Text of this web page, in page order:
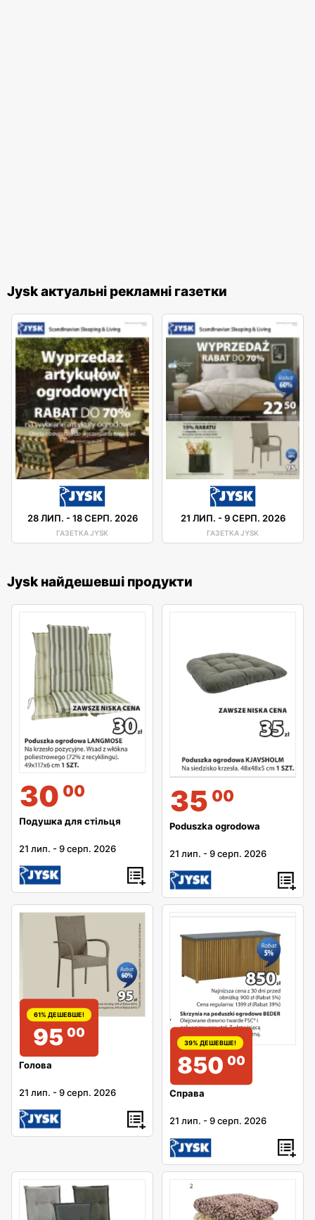
Jysk актуальні рекламні газетки
28 ЛИП. -18 СЕРП. 2026
ГАЗЕТКА JYSK
21 ЛИП. -9 СЕРП. 2026
ГАЗЕТКА JYSK
Jysk найдешевші продукти
30 00
Подушка для стільця
21 лип. -9 серп. 2026
35 00
Poduszka ogrodowa
21 лип. -9 серп. 2026
61% ДЕШЕВШЕ!
95 00
Голова
21 лип. -9 серп. 2026
39% ДЕШЕВШЕ!
850 00
Справа
21 лип. -9 серп. 2026